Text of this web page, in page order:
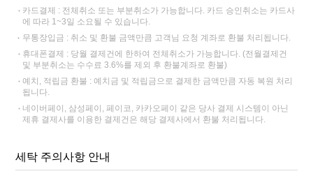
카드결제 : 전체취소 또는 부분취소가 가능합니다. 카드 승인취소는 카드사
에 따라 1~3일 소요될 수 있습니다.
무통장입금 : 취소 및 환불 금액만큼 고객님 요청 계좌로 환불 처리됩니다.
휴대폰결제 : 당월 결제건에 한하여 전체취소가 가능합니다. (전월결제건
및 부분취소는 수수료 3.6%를 제외 후 환불계좌로 환불)
예치, 적립금 환불 : 예치금 및 적립금으로 결제한 금액만큼 자동 복원 처리
됩니다.
네이버페이, 삼성페이, 페이코, 카카오페이 같은 당사 결제 시스템이 아닌
제휴 결제사를 이용한 결제건은 해당 결제사에서 환불 처리됩니다.
세탁 주의사항 안내